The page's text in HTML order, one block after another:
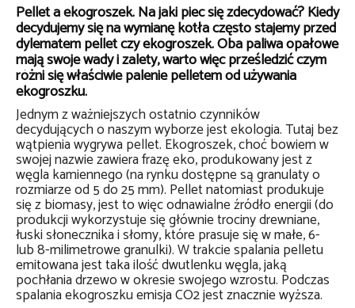
Pellet a ekogroszek. Na jaki piec się zdecydować? Kiedy
decydujemy się na wymianę kotła często stajemy przed
dylematem pellet czy ekogroszek. Oba paliwa opałowe
mają swoje wady i zalety, warto więc prześledzić czym
różni się właściwie palenie pelletem od używania
ekogroszku.
Jednym z ważniejszych ostatnio czynników
decydujących o naszym wyborze jest ekologia. Tutaj bez
wątpienia wygrywa pellet. Ekogroszek, choć bowiem w
swojej nazwie zawiera frazę eko, produkowany jest z
węgla kamiennego (na rynku dostępne są granulaty o
rozmiarze od 5 do 25 mm). Pellet natomiast produkuje
się z biomasy, jest to więc odnawialne źródło energii (do
produkcji wykorzystuje się głównie trociny drewniane,
łuski słonecznika i słomy, które prasuje się w małe, 6-
lub 8-milimetrowe granulki). W trakcie spalania pelletu
emitowana jest taka ilość dwutlenku węgla, jaką
pochłania drzewo w okresie swojego wzrostu. Podczas
spalania ekogroszku emisja CO2 jest znacznie wyższa.